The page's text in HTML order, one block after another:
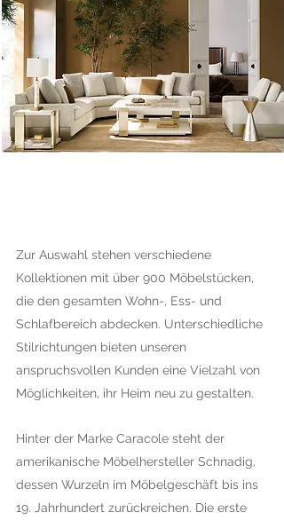
Zur Auswahl stehen verschiedene
Kollektionen mit über 900 Möbelstücken,
die den gesamten Wohn-, Ess- und
Schlafbereich abdecken. Unterschiedliche
Stilrichtungen bieten unseren
anspruchsvollen Kunden eine Vielzahl von
Möglichkeiten, ihr Heim neu zu gestalten.
Hinter der Marke Caracole steht der
amerikanische Möbelhersteller Schnadig,
dessen Wurzeln im Möbelgeschäft bis ins
19. Jahrhundert zurückreichen. Die erste